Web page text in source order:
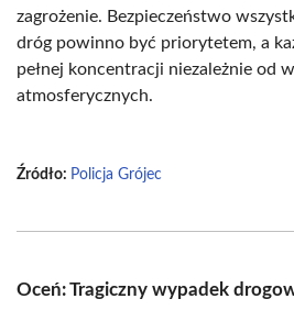
zagrożenie. Bezpieczeństwo
dróg powinno być priorytetem, a
pełnej koncentracji niezależnie od
atmosferycznych.
Źródło: Policja Grójec
Oceń: Tragiczny wypadek